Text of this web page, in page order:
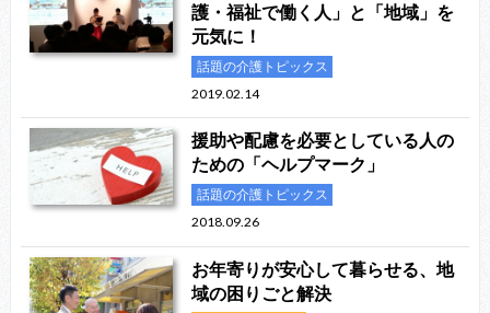
護・福祉で働く人」と「地域」を
元気に！
話題の介護トピックス
2019.02.14
援助や配慮を必要としている人の
ための「ヘルプマーク」
話題の介護トピックス
2018.09.26
お年寄りが安心して暮らせる、地
域の困りごと解決